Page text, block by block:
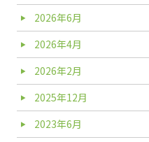
2026年6月
2026年4月
2026年2月
2025年12月
2023年6月